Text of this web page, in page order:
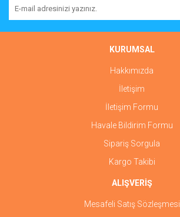
KURUMSAL
Hakkımızda
İletişim
İletişim Formu
Havale Bildirim Formu
Sipariş Sorgula
Kargo Takibi
ALIŞVERİŞ
Mesafeli Satış Sözleşmesi